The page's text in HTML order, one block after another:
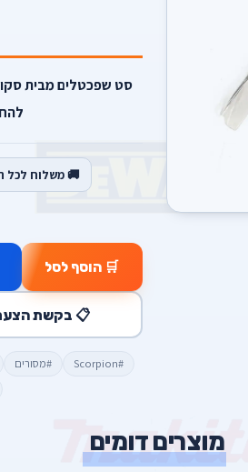
🚚 משלוח לכל
🛒 הוסף לסל
📋 בקשת
#Scorpion #מסורים
מוצרים דומים